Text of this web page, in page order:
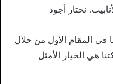
نختار أجود
في المقام الأول من خلال
هي الخيار الأمثل